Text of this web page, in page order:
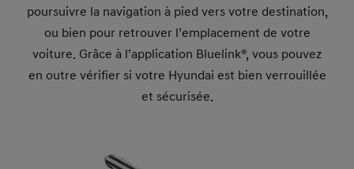
poursuivre la navigation à pied vers votre destination,
ou bien pour retrouver l’emplacement de votre
voiture. Grâce à l’application Bluelink®, vous pouvez
en outre vérifier si votre Hyundai est bien verrouillée
et sécurisée.